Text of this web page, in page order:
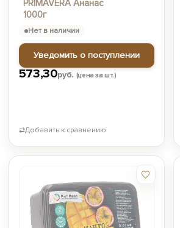
PRIMAVERA Ананас
1000г
573,30руб. (цена за шт.)
Нет в наличии
Уведомить о поступлении
⇄Добавить к сравнению